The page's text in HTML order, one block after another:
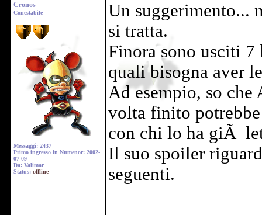
Cronos
Conestabile
Messaggi: 2437
Primo ingresso in Numenor: 2002-
07-09
Da: Valimar
Status: offline
Un suggerimento...
si tratta.
Finora sono usciti
quali bisogna aver
Ad esempio, so che
volta finito
con chi lo ha giÃ
Il suo spoiler
seguenti.